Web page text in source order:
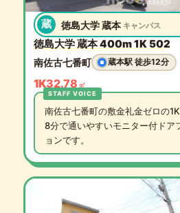
蔵 徳島大学 蔵本 キャンパス
徳島大学 蔵本 400m 1K 502
南佐古七番町 蔵本駅 徒歩12分
1K32.78 ㎡
南佐古七番町の敷金礼金ゼロの
8分で通いやすいモニター付ドア
ョンです。